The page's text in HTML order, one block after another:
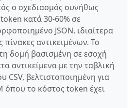
ο σχεδιασμός συνήθως
κατά 30-60% σε
JSON, ιδιαίτερα
αντικειμένων. Το
δομή βασισμένη σε εσοχή
αντικείμενα με την ταβλική
CSV, βελτιστοποιημένη για
όπου το κόστος token έχει